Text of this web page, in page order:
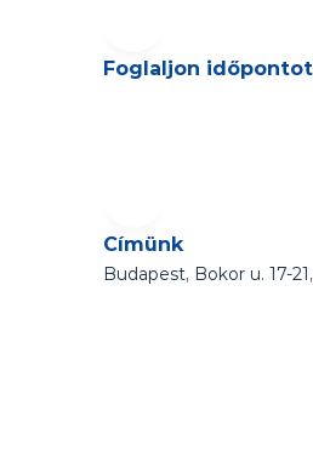
Foglaljon
Címünk
Budapest, Bokor u. 17-